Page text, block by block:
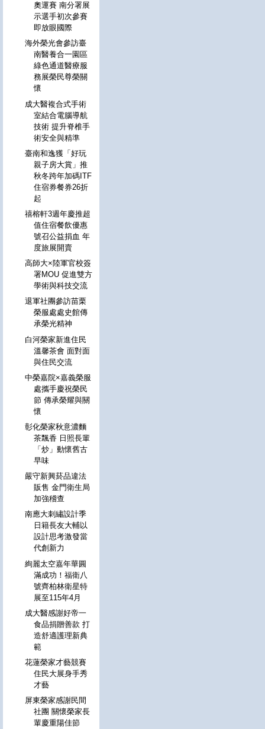
奧運賽 南分署展
示選手初次參賽
即放眼國際
海外榮光會參訪臺
南醫養合一園區
綠色通道醫療服
務展榮民尊榮關
懷
成大醫複合式手術
室結合電腦導航
技術 提升脊椎手
術安全與精準
臺南和逸獲「好玩
親子房大賞」推
秋冬跨年加碼ITF
住宿券餐券26折
起
禧榕軒3週年慶推超
值住宿餐飲優惠
號召公益捐血 年
度旅展開賣
高師大×陸軍官校簽
署MOU 促進雙方
學術與科技交流
退軍社團參訪苗栗
榮服處處史館傳
承榮光精神
白河榮家新進住民
溫馨茶會 面對面
與住民交流
中榮嘉院×嘉義榮服
處攜手慶祝榮民
節 傳承榮耀與關
懷
彰化榮家秋意濃麵
茶飄香 日照長輩
「炒」動懷舊古
早味
嚴守新興菸品違法
販售 金門衛生局
加強稽查
南應大刺繡設計季
日籍長友大輔以
設計思考激發當
代創新力
絢麗太空嘉年華圓
滿成功！福衛八
號齊柏林衛星特
展至115年4月
成大醫感謝好帝一
食品捐贈善款 打
造舒適護理新典
範
花蓮榮家才藝競賽
住民大展身手秀
才藝
屏東榮家感謝民間
社團 關懷榮家長
輩慶重陽佳節